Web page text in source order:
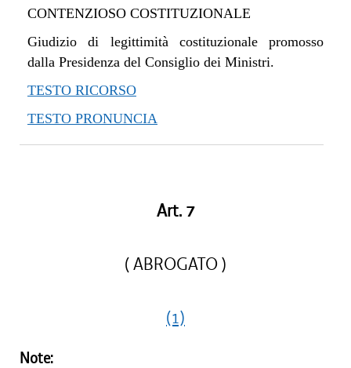
CONTENZIOSO COSTITUZIONALE
Giudizio di legittimità costituzionale promosso
dalla Presidenza del Consiglio dei Ministri.
TESTO RICORSO
TESTO PRONUNCIA
Art. 7
( ABROGATO )
(1)
Note: